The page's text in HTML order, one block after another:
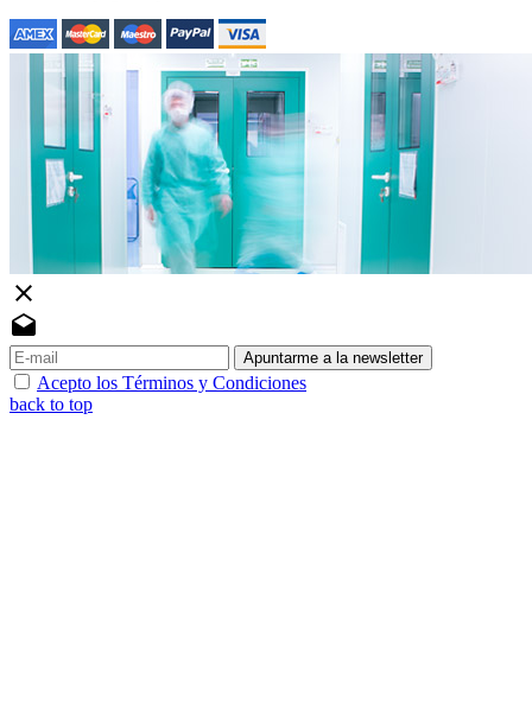
close
drafts
Apuntarme a la newsletter
Acepto los Términos y Condiciones
back to top